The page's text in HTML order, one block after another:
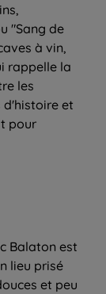
"Sang de
à vin,
rappelle la
les
d'histoire et
pour
Balaton est
lieu prisé
et peu